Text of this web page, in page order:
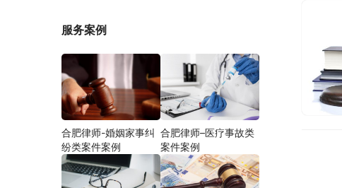
服务案例
合肥律师-婚姻家事纠
纷类案件案例
合肥律师–医疗事故类
案件案例